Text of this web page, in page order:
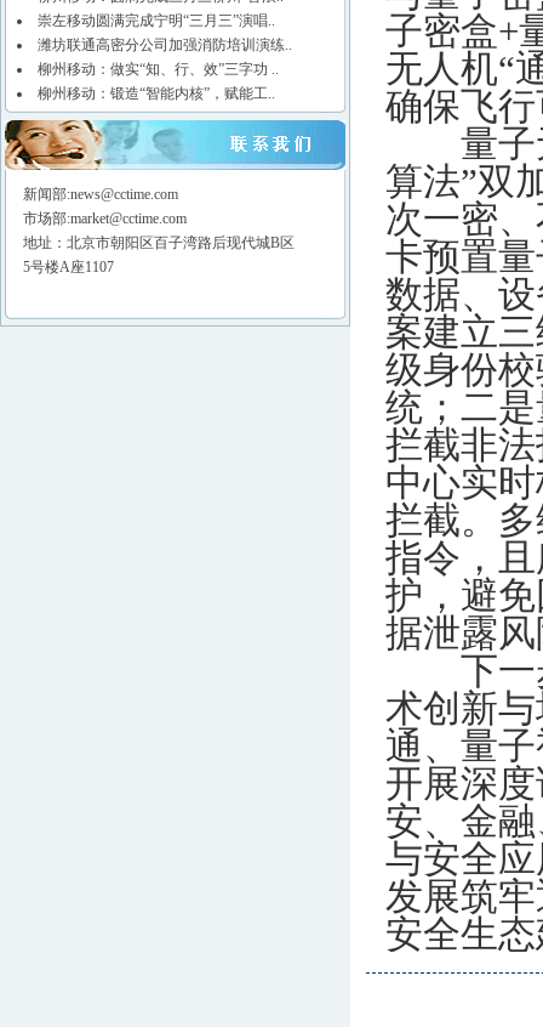
崇左移动圆满完成宁明“三月三”演唱..
潍坊联通高密分公司加强消防培训演练..
柳州移动：做实“知、行、效”三字功 ..
柳州移动：锻造“智能内核”，赋能工..
新闻部:news@cctime.com
市场部:market@cctime.com
地址：北京市朝阳区百子湾路后现代城B区
5号楼A座1107
子密盒+
无人机“
确保飞
量子无
算法”双
次一密
卡预置
数据、
案建立
级身份
统；二
拦截非
中心实
拦截。
指令，
护，避
据泄露
下一步
术创新
通、量
开展深
安、金
与安全
发展筑
安全生